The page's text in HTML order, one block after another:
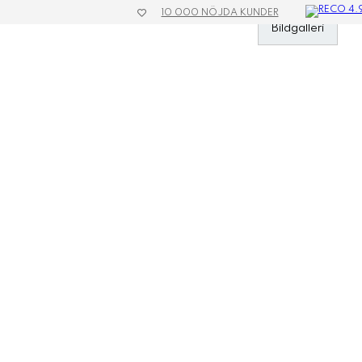
10 000 NÖJDA KUNDER
Mätverktyg »Linjal 30cm
Bildgalleri